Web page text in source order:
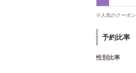
※人気のクーポン
予約比率
性別比率